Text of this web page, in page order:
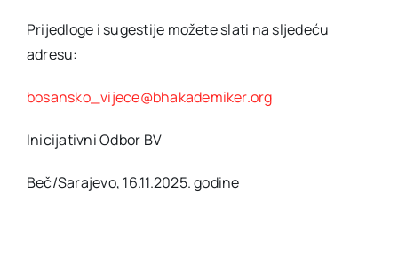
Prijedloge i sugestije možete slati na sljedeću
adresu:
bosansko_vijece@bhakademiker.org
Inicijativni Odbor BV
Beč/Sarajevo, 16.11.2025. godine